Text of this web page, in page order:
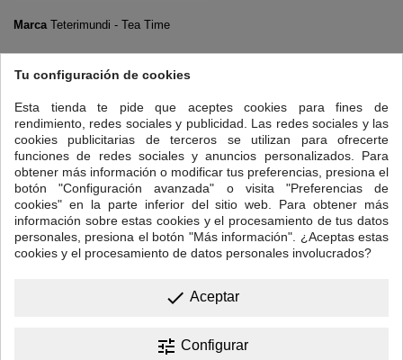
Marca Teterimundi - Tea Time
6 OTROS PRODUCTOS EN LA MISMA CATEGORÍA:
>
<
Tu configuración de cookies
Esta tienda te pide que aceptes cookies para fines de
rendimiento, redes sociales y publicidad. Las redes sociales y las
cookies publicitarias de terceros se utilizan para ofrecerte
funciones de redes sociales y anuncios personalizados. Para
obtener más información o modificar tus preferencias, presiona el
botón "Configuración avanzada" o visita "Preferencias de
cookies" en la parte inferior del sitio web. Para obtener más
información sobre estas cookies y el procesamiento de tus datos
personales, presiona el botón "Más información". ¿Aceptas estas
cookies y el procesamiento de datos personales involucrados?
done Aceptar
tune Configurar